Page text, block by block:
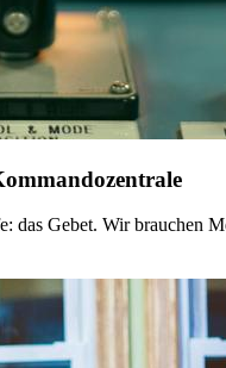
Gebet. Wir brauchen